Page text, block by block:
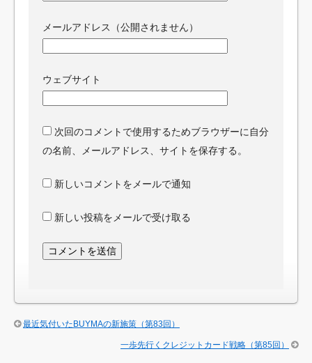
メールアドレス（公開されません）
ウェブサイト
次回のコメントで使用するためブラウザーに自分
の名前、メールアドレス、サイトを保存する。
新しいコメントをメールで通知
新しい投稿をメールで受け取る
最近気付いたBUYMAの新施策（第83回）
一歩先行くクレジットカード戦略（第85回）